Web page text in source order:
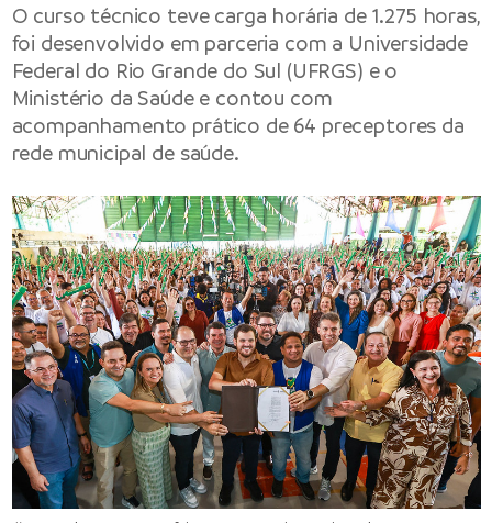
O curso técnico teve carga horária de 1.275 horas,
foi desenvolvido em parceria com a Universidade
Federal do Rio Grande do Sul (UFRGS) e o
Ministério da Saúde e contou com
acompanhamento prático de 64 preceptores da
rede municipal de saúde.